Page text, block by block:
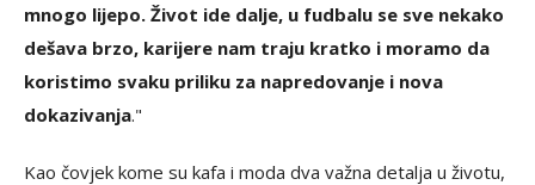
mnogo lijepo. Život ide dalje, u fudbalu se sve nekako
dešava brzo, karijere nam traju kratko i moramo da
koristimo svaku priliku za napredovanje i nova
dokazivanja."
Kao čovjek kome su kafa i moda dva važna detalja u životu,